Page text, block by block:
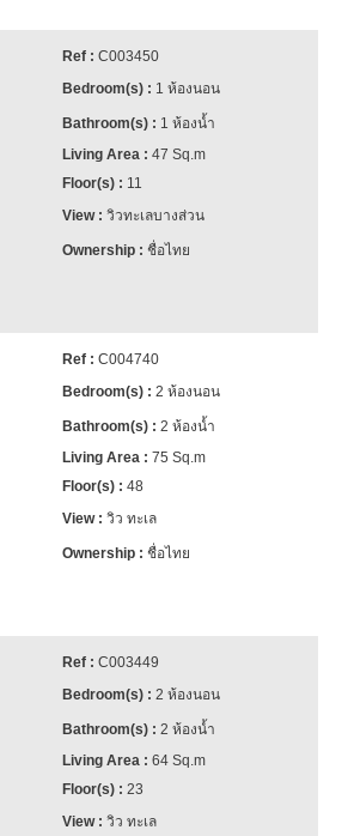
C003450
1 ห้องนอน
1 ห้องน้ำ
47 Sq.m
11
วิวทะเลบางส่วน
ชื่อไทย
C004740
2 ห้องนอน
2 ห้องน้ำ
75 Sq.m
48
วิว ทะเล
ชื่อไทย
C003449
2 ห้องนอน
2 ห้องน้ำ
64 Sq.m
23
วิว ทะเล